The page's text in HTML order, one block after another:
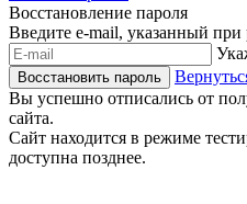
Восстановление пароля
Введите e-mail, указанный при
Восстановить пароль
Вы успешно отписались от
сайта.
Сайт находится в режиме
доступна позднее.